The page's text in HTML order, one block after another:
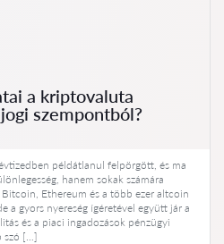
a kriptovaluta
szempontból?
példátlanul felpörgött, és ma
hanem sokak számára
Ethereum és a több ezer altcoin
a gyors nyereség ígéretével együtt jár a
és a piaci ingadozások pénzügyi
szó […]